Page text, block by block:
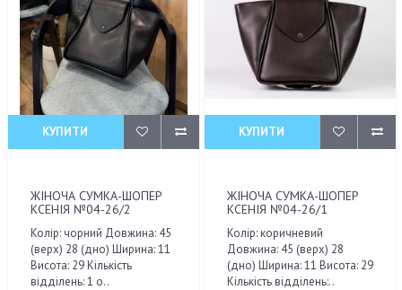
КУПИТИ
ЖІНОЧА СУМКА-ШОПЕР
КСЕНІЯ №04-26/2
Колір: чорний Довжина: 45
(верх) 28 (дно) Ширина: 11
Висота: 29 Кількість
відділень: 1 о..
КУПИТИ
ЖІНОЧА СУМКА-ШОПЕР
КСЕНІЯ №04-26/1
Колір: коричневий
Довжина: 45 (верх) 28
(дно) Ширина: 11 Висота: 29
Кількість відділень:..